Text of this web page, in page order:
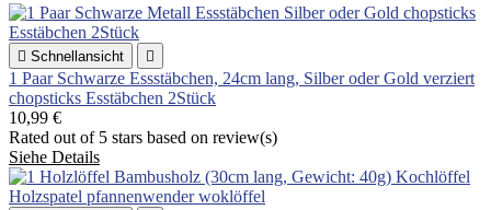
 Schnellansicht 
1 Paar Schwarze Essstäbchen, 24cm lang, Silber oder Gold verziert
chopsticks Esstäbchen 2Stück
10,99 €
Rated out of 5 stars based on review(s)
Siehe Details